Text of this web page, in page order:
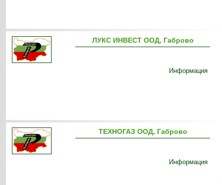
ЛУКС ИНВЕСТ ООД, Габрово
Информация
ТЕХНОГАЗ ООД, Габрово
Информация